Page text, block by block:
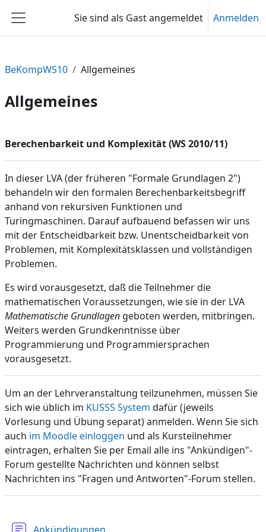
Website-Übersicht
Sie sind als Gast angemeldet Anmelden
BeKompWS10 Allgemeines
Allgemeines
Abschnittsübersicht
Berechenbarkeit und Komplexität (WS 2010/11)
In dieser LVA (der früheren "Formale Grundlagen 2")
behandeln wir den formalen Berechenbarkeitsbegriff
anhand von rekursiven Funktionen und
Turingmaschinen. Darauf aufbauend befassen wir uns
mit der Entscheidbarkeit bzw. Unentscheidbarkeit von
Problemen, mit Komplexitätsklassen und vollständigen
Problemen.
Es wird vorausgesetzt, daß die Teilnehmer die
mathematischen Voraussetzungen, wie sie in der LVA
Mathematische Grundlagen geboten werden, mitbringen.
Weiters werden Grundkenntnisse über
Programmierung und Programmiersprachen
vorausgesetzt.
Um an der Lehrveranstaltung teilzunehmen, müssen Sie
sich wie üblich im KUSSS System dafür (jeweils
Vorlesung und Übung separat) anmelden. Wenn Sie sich
auch im Moodle einloggen und als Kursteilnehmer
eintragen, erhalten Sie per Email alle ins "Ankündigen"-
Forum gestellte Nachrichten und können selbst
Nachrichten ins "Fragen und Antworten"-Forum stellen.